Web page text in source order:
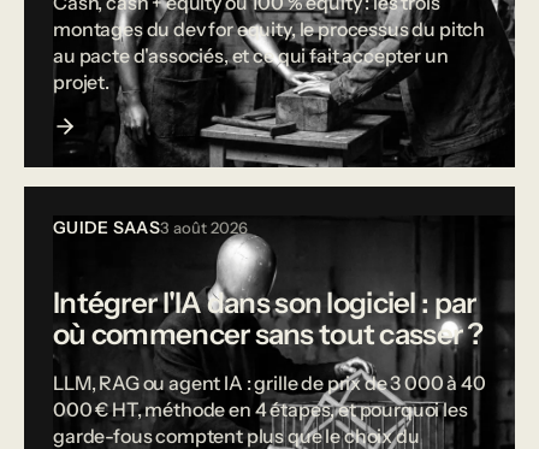
montages du dev for equity, le processus du pitch
au pacte d'associés, et ce qui fait accepter un
projet.
GUIDE SAAS3 août 2026
Intégrer l'IA dans son logiciel : par
où commencer sans tout casser ?
LLM, RAG ou agent IA : grille de prix de 3 000 à 40
000 € HT, méthode en 4 étapes, et pourquoi les
garde-fous comptent plus que le choix du